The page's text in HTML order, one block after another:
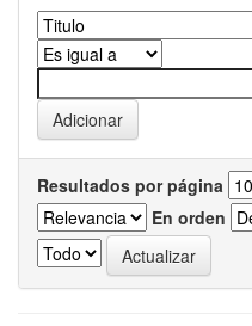
Resultados por página
En orden